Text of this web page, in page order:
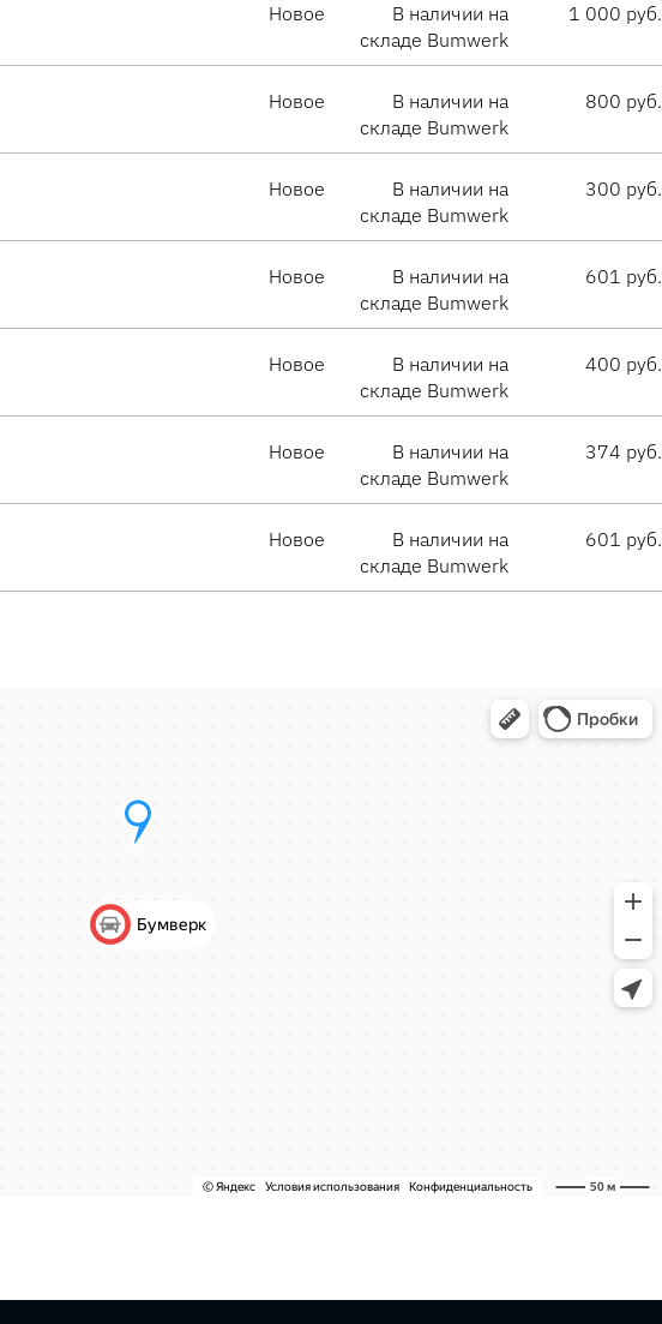
Новое
В наличии на
складе Bumwerk
1 000 руб.
Новое
В наличии на
складе Bumwerk
800 руб.
Новое
В наличии на
складе Bumwerk
300 руб.
Новое
В наличии на
складе Bumwerk
601 руб.
Новое
В наличии на
складе Bumwerk
400 руб.
Новое
В наличии на
складе Bumwerk
374 руб.
Новое
В наличии на
складе Bumwerk
601 руб.